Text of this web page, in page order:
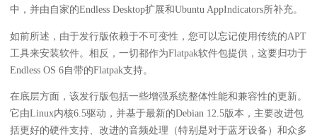
中，并由自家的Endless Desktop扩展和Ubuntu AppIndicators所补充。
如前所述，由于发行版依赖于不可变性，您可以忘记使用传统的APT
工具来安装软件。相反，一切都作为Flatpak软件包提供，这要归功于
Endless OS 6自带的Flatpak支持。
在底层方面，该发行版包括一些增强系统整体性能和兼容性的更新。
它由Linux内核6.5驱动，并基于最新的Debian 12.5版本，主要改进包
括更好的硬件支持、改进的音频处理（特别是对于蓝牙设备）和众多